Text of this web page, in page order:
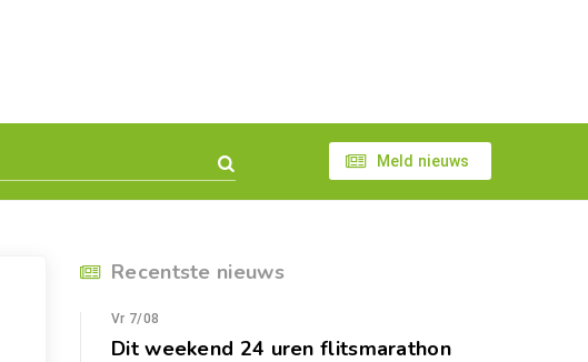
Meld nieuws
Recentste nieuws
Vr 7/08
Dit weekend 24 uren flitsmarathon